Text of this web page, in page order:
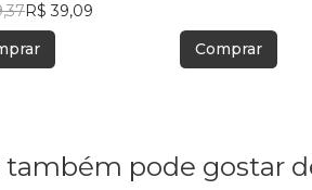
R$ 39,09
Comprar
também pode gostar